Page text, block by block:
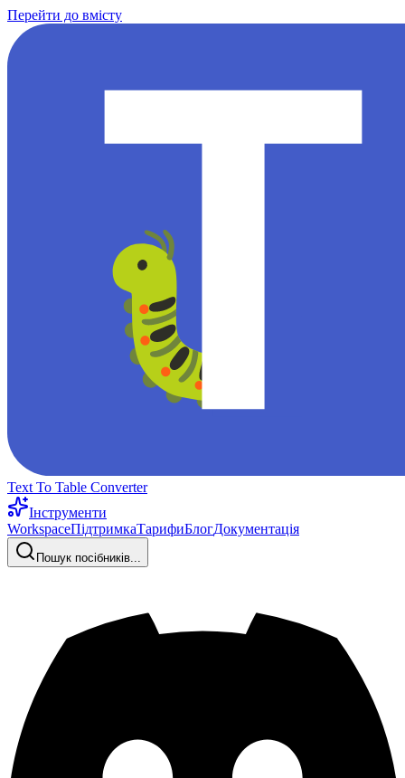
Перейти до вмісту
Text To Table Converter
Інструменти
WorkspaceПідтримкаТарифиБлогДокументація
Пошук посібників...